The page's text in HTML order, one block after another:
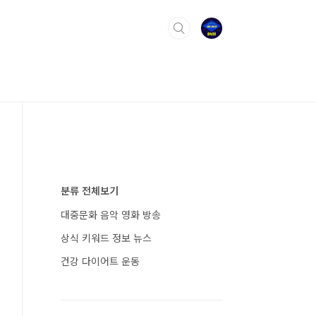
분류 전체보기
대중문화 음악 영화 방송
상식 키워드 정보 뉴스
건강 다이어트 운동